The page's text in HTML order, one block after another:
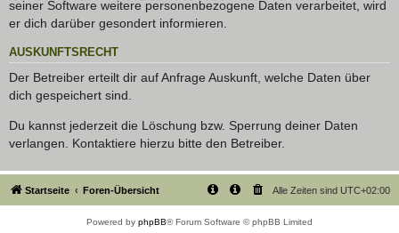
seiner Software weitere personenbezogene Daten verarbeitet, wird
er dich darüber gesondert informieren.
AUSKUNFTSRECHT
Der Betreiber erteilt dir auf Anfrage Auskunft, welche Daten über
dich gespeichert sind.
Du kannst jederzeit die Löschung bzw. Sperrung deiner Daten
verlangen. Kontaktiere hierzu bitte den Betreiber.
Startseite Foren-Übersicht Alle Zeiten sind UTC+02:00
Powered by phpBB® Forum Software © phpBB Limited